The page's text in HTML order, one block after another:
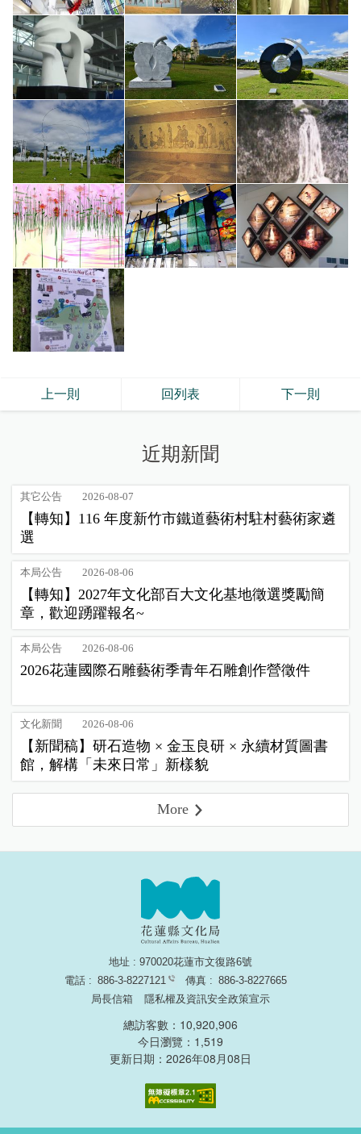
上一則 回列表 下一則
近期新聞
其它公告 2026-08-07
【轉知】116 年度新竹市鐵道藝術村駐村藝術家遴
選
本局公告 2026-08-06
【轉知】2027年文化部百大文化基地徵選獎勵簡
章，歡迎踴躍報名~
本局公告 2026-08-06
2026花蓮國際石雕藝術季青年石雕創作營徵件
文化新聞 2026-08-06
【新聞稿】研石造物 × 金玉良研 × 永續材質圖書
館，解構「未來日常」新樣貌
More
地址 : 970020花蓮市文復路6號
電話 : 886-3-8227121 傳真 : 886-3-8227665
局長信箱
隱私權及資訊安全政策宣示
總訪客數：10,920,906
今日瀏覽：1,519
更新日期：2026年08月08日